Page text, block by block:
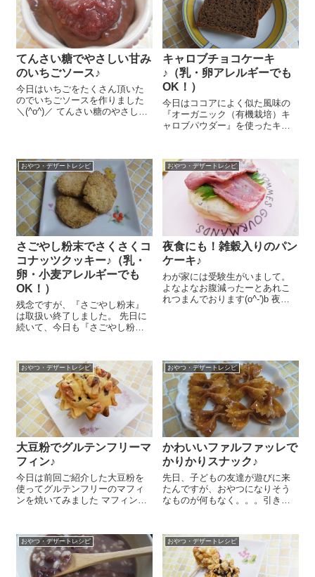
てんさい糖でやさしい甘み
のいちごソース♪
今日はいちごをたくさん頂いた
のでいちごソースを作りました
＼(^o^)／ てんさい糖のやさしい
てステンレスの鍋に入れま...
キャロブチョコケーキ
♪（乳・卵アレルギーでも
OK！）
今日はココアによく似た風味の
『オーガニック（有機栽培）キ
ャロブパウダー』を使ったキャ
していないのでアレルギーのあ
る方にも食べていただけます
し、とっても簡単なんですよ
～！ 『オーガニ...
おやつ・デザートレシピ
さごやし粉末でさくさくコ
コナッツクッキー♪（乳・
卵・小麦アレルギーでも
OK！）
残念ですが、『さごやし粉末』
は取扱い終了しました。 先日に
続いて、今日も『さごやし粉
『さごやし粉末』だけを使って
作ってみましたよ！ですから、
乳・卵・小麦アレルギーの方...
おやつ・デザートレシピ
夜食にも！雑穀入りのパン
ケーキ♪
わが家には受験生がいまして。
よなよなお腹減ったーとあれこ
れつまんでおります(o^-')b 夜遅
ススメ...
おやつ・デザートレシピ
大豆粉でグルテンフリーマ
フィン♪
今日は前回ご紹介した大豆粉を
使ってグルテンフリーのマフィ
ンを焼いてみました マフィンは
て米粉を合わせてみたんです
が、これがいい感じ！もっちり
しっとりになりましたよ～ ボー
ルに『大...
おやつ・デザートレシピ
かわいいファルファッレで
かりかりスナック♪
先日、子どもの友達が遊びに来
たんですが、おやつになりそう
なものが何もなく。。。引き出
作ってみました😉 フライパンに
オリーブオイル 大さじ1/2と
『ジロロモーニ デュラム小
麦 有機...
おやつ・デザートレシピ おやつ・デザートレシピ